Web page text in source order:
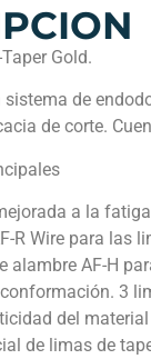
Gold.
sistema de
de corte.
a la
R Wire para las
alambre AF-H
3
del
de limas de